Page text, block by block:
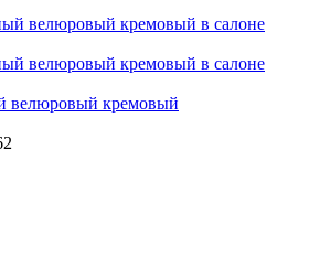
велюровый кремовый